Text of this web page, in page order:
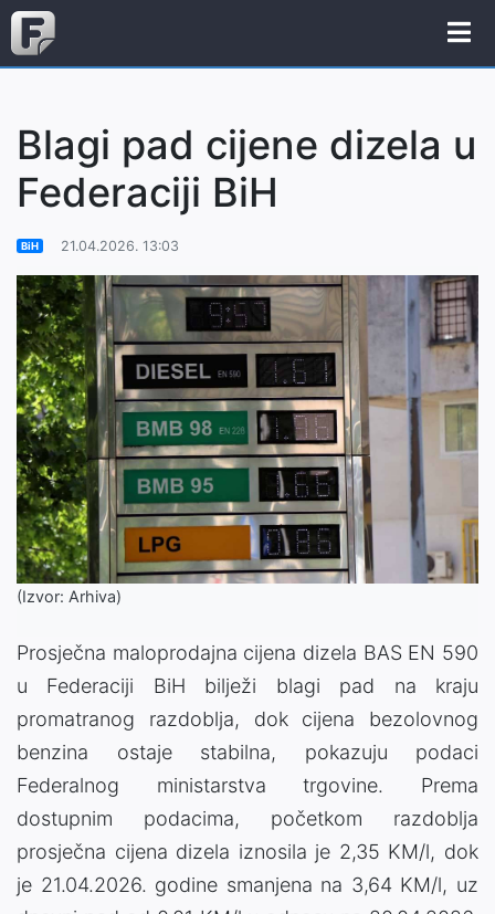
Blagi pad cijene dizela u
Federaciji BiH
BiH 21.04.2026. 13:03
(Izvor: Arhiva)
Prosječna maloprodajna cijena dizela BAS EN 590
u Federaciji BiH bilježi blagi pad na kraju
promatranog razdoblja, dok cijena bezolovnog
benzina ostaje stabilna, pokazuju podaci
Federalnog ministarstva trgovine. Prema
dostupnim podacima, početkom razdoblja
prosječna cijena dizela iznosila je 2,35 KM/l, dok
je 21.04.2026. godine smanjena na 3,64 KM/l, uz